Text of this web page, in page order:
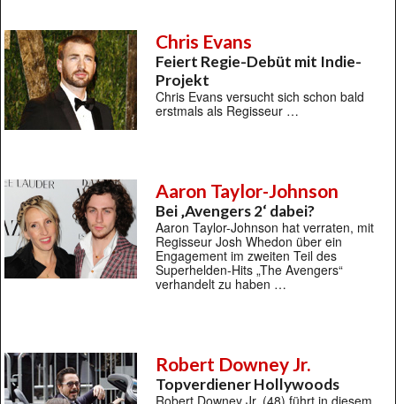
Chris Evans
Feiert Regie-Debüt mit Indie-
Projekt
Chris Evans versucht sich schon bald
erstmals als Regisseur …
Aaron Taylor-Johnson
Bei ‚Avengers 2‘ dabei?
Aaron Taylor-Johnson hat verraten, mit
Regisseur Josh Whedon über ein
Engagement im zweiten Teil des
Superhelden-Hits „The Avengers“
verhandelt zu haben …
Robert Downey Jr.
Topverdiener Hollywoods
Robert Downey Jr. (48) führt in diesem